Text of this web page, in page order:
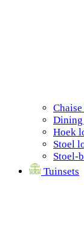
Dining
Hoek
Stoel
Stoel-
Tuinsets